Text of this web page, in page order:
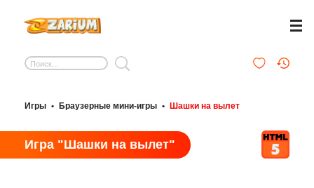
Игры • Браузерные мини-игры • Шашки на вылет
Игра "Шашки на вылет"